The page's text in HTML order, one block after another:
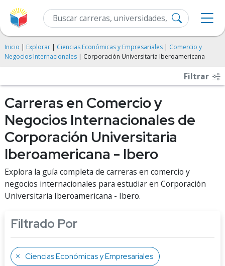
Inicio | Explorar | Ciencias Económicas y Empresariales | Comercio y
Negocios Internacionales | Corporación Universitaria Iberoamericana
Filtrar
Carreras en Comercio y
Negocios Internacionales de
Corporación Universitaria
Iberoamericana - Ibero
Explora la guía completa de carreras en comercio y
negocios internacionales para estudiar en Corporación
Universitaria Iberoamericana - Ibero.
Filtrado Por
Ciencias Económicas y Empresariales